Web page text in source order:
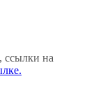
ссылки на